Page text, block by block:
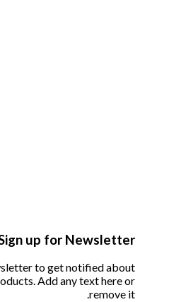
up for Newsletter
to get notified about
Add any text here or
remove it.